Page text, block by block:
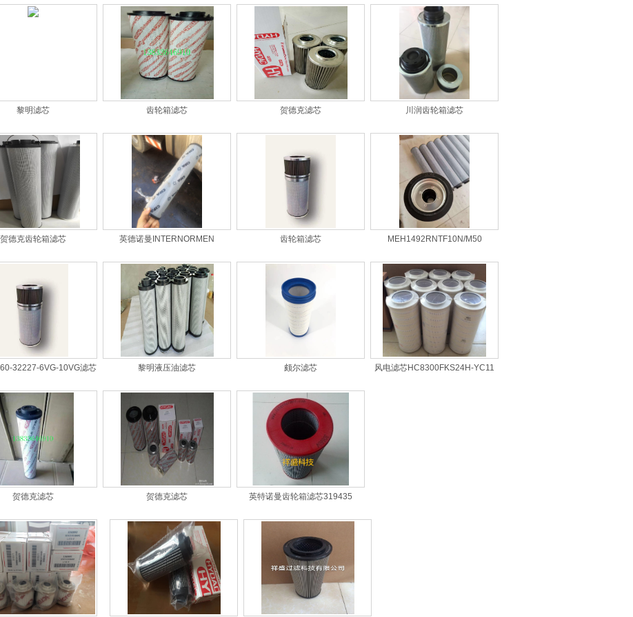
黎明滤芯 齿轮箱滤芯 贺德克滤芯 川润齿轮箱滤芯
贺德克齿轮箱滤芯 英德诺曼INTERNORMEN 齿轮箱滤芯 MEH1492RNTF10N/M50
32227-6VG-10VG滤芯 黎明液压油滤芯 颇尔滤芯 风电滤芯HC8300FKS24H-YC11
贺德克滤芯 贺德克滤芯 英特诺曼齿轮箱滤芯319435